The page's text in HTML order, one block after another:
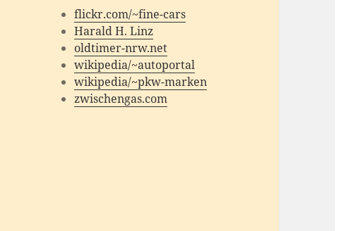
flickr.com/~fine-cars
Harald H. Linz
oldtimer-nrw.net
wikipedia/~autoportal
wikipedia/~pkw-marken
zwischengas.com